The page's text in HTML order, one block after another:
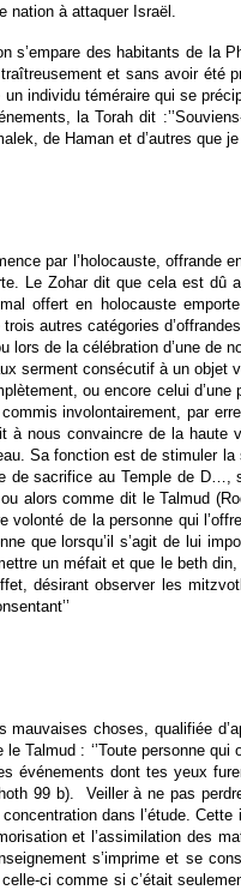
nation à attaquer Israël.
des habitants de la
et sans avoir été
individu téméraire qui se
la Torah dit
de Haman et d’autres
par l’holocauste, offrande
Le Zohar dit que cela est
offert en holocauste
autres catégories
de la célébration d’une de
serment consécutif à un
ou encore celui
involontairement, par
nous convaincre de la haute
Sa fonction est de stimuler
sacrifice au Temple de
comme dit le Talmud
de la personne qui
que lorsqu’il s’agit de lui
un méfait et que le beth
désirant observer les
choses, qualifiée
: ‘’Toute personne
événements dont tes yeux
99 b). Veiller à ne pas
dans l’étude.
et l’assimilation des
s’imprime et se
ci comme si c’était